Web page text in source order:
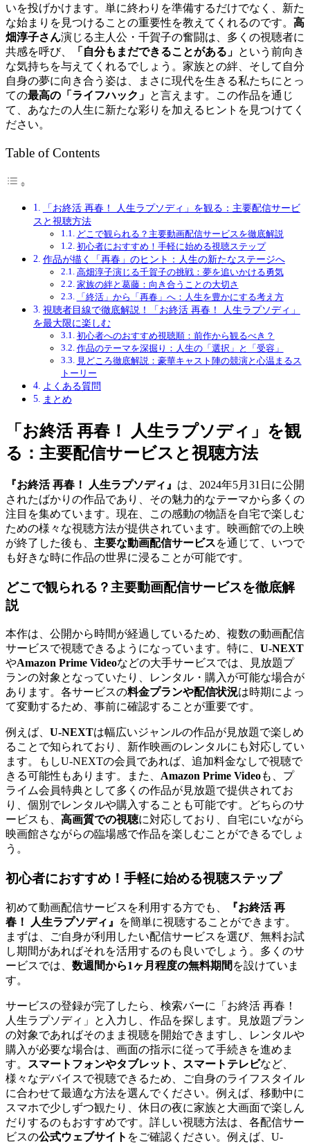
いを投げかけます。単に終わりを準備するだけでなく、新た
な始まりを見つけることの重要性を教えてくれるのです。 高
畑淳子さん演じる主人公・千賀子の奮闘は、多くの視聴者に
共感を呼び、
「自分もまだできることがある」 という前向き
な気持ちを与えてくれるでしょう。家族との絆、そして自分
自身の夢に向き合う姿は、まさに現代を生きる私たちにとっ
ての最高の「ライフハック」 と言えます。この作品を通じ
て、あなたの人生に新たな彩りを加えるヒントを見つけてく
ださい。
Table of Contents
「お終活 再春！ 人生ラプソディ」を観る：主要配信サービ
スと視聴方法
どこで観られる？主要動画配信サービスを徹底解説
初心者におすすめ！手軽に始める視聴ステップ
作品が描く「再春」のヒント：人生の新たなステージへ
高畑淳子演じる千賀子の挑戦：夢を追いかける勇気
家族の絆と葛藤：向き合うことの大切さ
「終活」から「再春」へ：人生を豊かにする考え方
視聴者目線で徹底解説！「お終活 再春！ 人生ラプソディ」
を最大限に楽しむ
初心者へのおすすめ視聴順：前作から観るべき？
作品のテーマを深掘り：人生の「選択」と「受容」
見どころ徹底解説：豪華キャスト陣の競演と心温まるス
トーリー
よくある質問
まとめ
「お終活 再春！ 人生ラプソディ」を観
る：主要配信サービスと視聴方法
『お終活 再春！ 人生ラプソディ』 は、2024年5月31日に公開
されたばかりの作品であり、その魅力的なテーマから多くの
注目を集めています。現在、この感動の物語を自宅で楽しむ
ための様々な視聴方法が提供されています。映画館での上映
が終了した後も、 主要な動画配信サービスを通じて、いつで
も好きな時に作品の世界に浸ることが可能です。
どこで観られる？主要動画配信サービスを徹底解
説
本作は、公開から時間が経過しているため、複数の動画配信
サービスで視聴できるようになっています。特に、 U-NEXT
やAmazon Prime Videoなどの大手サービスでは、見放題プ
ランの対象となっていたり、レンタル・購入が可能な場合が
あります。各サービスの料金プランや配信状況は時期によっ
て変動するため、事前に確認することが重要です。
例えば、 U-NEXTは幅広いジャンルの作品が見放題で楽しめ
ることで知られており、新作映画のレンタルにも対応してい
ます。もしU-NEXTの会員であれば、追加料金なしで視聴で
きる可能性もあります。また、 Amazon Prime Videoも、プ
ライム会員特典として多くの作品が見放題で提供されてお
り、個別でレンタルや購入することも可能です。どちらのサ
ービスも、 高画質での視聴に対応しており、自宅にいながら
映画館さながらの臨場感で作品を楽しむことができるでしょ
う。
初心者におすすめ！手軽に始める視聴ステップ
初めて動画配信サービスを利用する方でも、
『お終活 再
春！ 人生ラプソディ』
を簡単に視聴することができます。
まずは、ご自身が利用したい配信サービスを選び、無料お試
し期間があればそれを活用するのも良いでしょう。多くのサ
ービスでは、 数週間から1ヶ月程度の無料期間 を設けていま
す。
サービスの登録が完了したら、検索バーに「お終活 再春！
人生ラプソディ」と入力し、作品を探します。見放題プラン
の対象であればそのまま視聴を開始できますし、レンタルや
購入が必要な場合は、画面の指示に従って手続きを進めま
す。
スマートフォンやタブレット、スマートテレビなど、
様々なデバイスで視聴できるため、ご自身のライフスタイル
に合わせて最適な方法を選んでください。例えば、移動中に
スマホで少しずつ観たり、休日の夜に家族と大画面で楽しん
だりするのもおすすめです。詳しい視聴方法は、各配信サー
ビスの公式ウェブサイト をご確認ください。例えば、U-